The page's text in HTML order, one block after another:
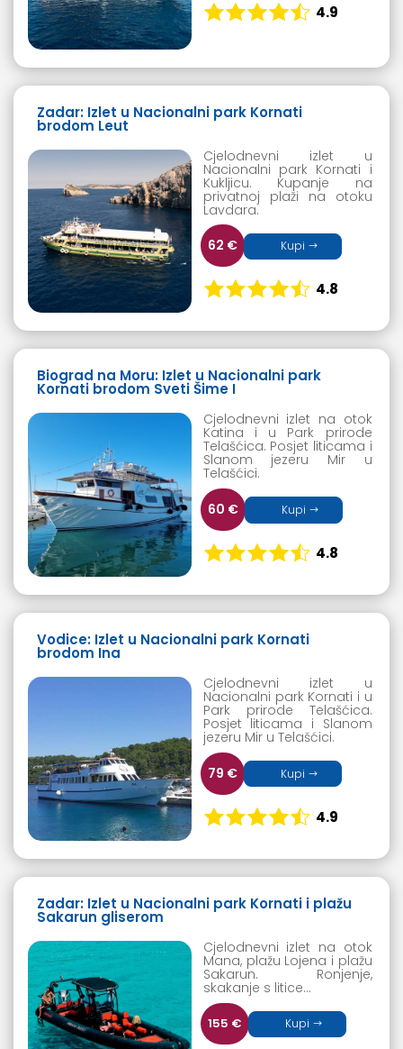
4.9
Zadar: Izlet u Nacionalni park Kornati
brodom Leut
Cjelodnevni izlet u
Nacionalni park Kornati i
Kukljicu. Kupanje na
privatnoj plaži na otoku
Lavdara.
62 €
Kupi
4.8
Biograd na Moru: Izlet u Nacionalni park
Kornati brodom Sveti Šime I
Cjelodnevni izlet na otok
Katina i u Park prirode
Telašćica. Posjet liticama i
Slanom jezeru Mir u
Telašćici.
60 €
Kupi
4.8
Vodice: Izlet u Nacionalni park Kornati
brodom Ina
Cjelodnevni izlet u
Nacionalni park Kornati i u
Park prirode Telašćica.
Posjet liticama i Slanom
jezeru Mir u Telašćici.
79 €
Kupi
4.9
Zadar: Izlet u Nacionalni park Kornati i plažu
Sakarun gliserom
Cjelodnevni izlet na otok
Mana, plažu Lojena i plažu
Sakarun. Ronjenje,
skakanje s litice…
155 € Kupi